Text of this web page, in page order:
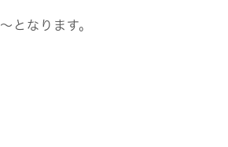
となります。